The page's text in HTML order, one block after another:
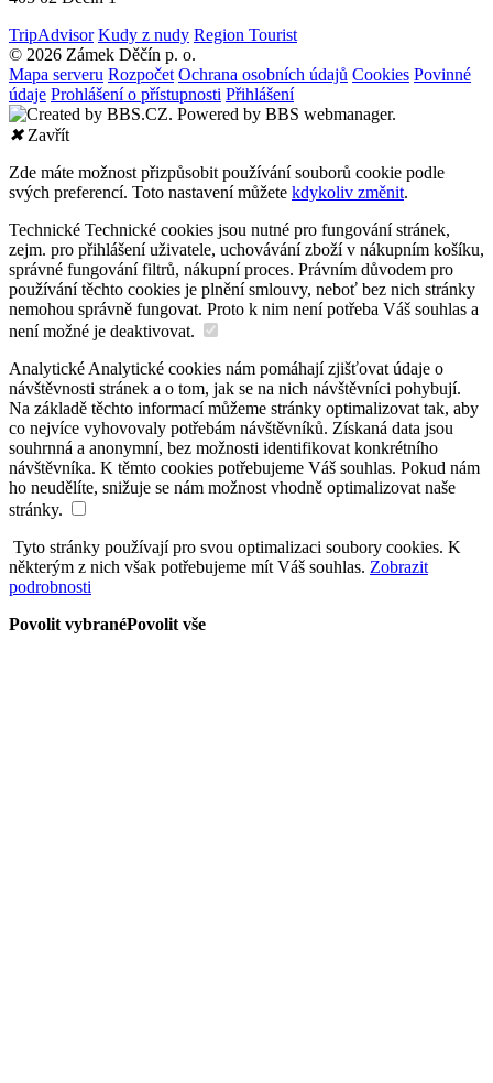
TripAdvisor Kudy z nudy Region Tourist
© 2026 Zámek Děčín p. o.
Mapa serveru Rozpočet Ochrana osobních údajů Cookies Povinné
údaje Prohlášení o přístupnosti Přihlášení
✖Zavřít
Zde máte možnost přizpůsobit používání souborů cookie podle
svých preferencí. Toto nastavení můžete kdykoliv změnit.
Technické Technické cookies jsou nutné pro fungování stránek,
zejm. pro přihlášení uživatele, uchovávání zboží v nákupním košíku,
správné fungování filtrů, nákupní proces. Právním důvodem pro
používání těchto cookies je plnění smlouvy, neboť bez nich stránky
nemohou správně fungovat. Proto k nim není potřeba Váš souhlas a
není možné je deaktivovat.
Analytické Analytické cookies nám pomáhají zjišťovat údaje o
návštěvnosti stránek a o tom, jak se na nich návštěvníci pohybují.
Na základě těchto informací můžeme stránky optimalizovat tak, aby
co nejvíce vyhovovaly potřebám návštěvníků. Získaná data jsou
souhrnná a anonymní, bez možnosti identifikovat konkrétního
návštěvníka. K těmto cookies potřebujeme Váš souhlas. Pokud nám
ho neudělíte, snižuje se nám možnost vhodně optimalizovat naše
stránky.
Tyto stránky používají pro svou optimalizaci soubory cookies. K
některým z nich však potřebujeme mít Váš souhlas. Zobrazit
podrobnosti
Povolit vybranéPovolit vše